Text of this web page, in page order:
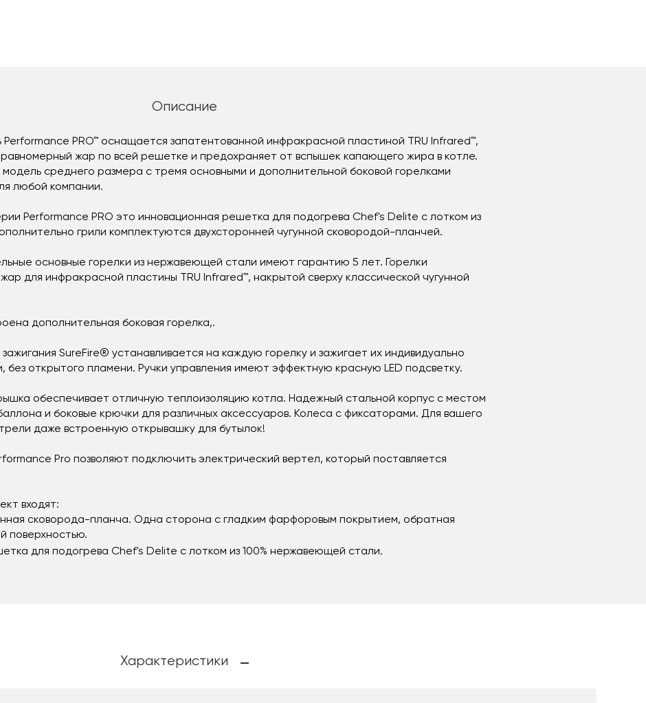
Описание
Performance PRO™ оснащается запатентованной инфракрасной пластиной TRU Infrared™,
жар по всей решетке и предохраняет от вспышек капающего жира в котле.
среднего размера с тремя основными и дополнительной боковой горелками
любой компании.
Performance PRO это инновационная решетка для подогрева Chef's Delite с лотком из
грили комплектуются двухсторонней чугунной сковородой-планчей.
основные горелки из нержавеющей стали имеют гарантию 5 лет. Горелки
для инфракрасной пластины TRU Infrared™, накрытой сверху классической чугунной
дополнительная боковая горелка,.
SureFire® устанавливается на каждую горелку и зажигает их индивидуально
без открытого пламени. Ручки управления имеют эффектную красную LED подсветку.
обеспечивает отличную теплоизоляцию котла. Надежный стальной корпус с местом
и боковые крючки для различных аксессуаров. Колеса с фиксаторами. Для вашего
даже встроенную открывашку для бутылок!
Pro позволяют подключить электрический вертел, который поставляется
входят:
сковорода-планча. Одна сторона с гладким фарфоровым покрытием, обратная
поверхностью.
для подогрева Chef's Delite с лотком из 100% нержавеющей стали.
Характеристики